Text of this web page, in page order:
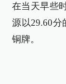
在当天早些
源以29.60
铜牌。